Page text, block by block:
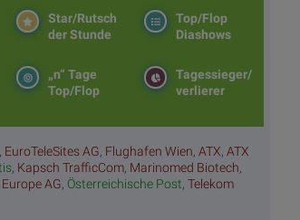
Top/Flop
Diashows
Star/Rutsch
der Stunde
Tagessieger/
verlierer
„n“ Tage
Top/Flop
, EuroTeleSites AG, Flughafen Wien,ATX,ATX
, Kapsch TrafficCom, Marinomed Biotech,
Europe AG, Österreichische Post,Telekom